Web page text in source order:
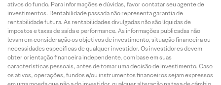
ativos do fundo. Para informações e dúvidas, favor contatar seu agente de
investimentos. Rentabilidade passada não representa garantia de
rentabilidade futura. As rentabilidades divulgadas não são líquidas de
impostos e taxas de saída e performance. As informações publicadas não
levam em consideração os objetivos de investimento, situação financeira ou
necessidades específicas de qualquer investidor. Os investidores devem
obter orientação financeira independente, com base em suas
características pessoais, antes de tomar uma decisão de investimento. Caso
os ativos, operações, fundos e/ou instrumentos financeiros sejam expressos